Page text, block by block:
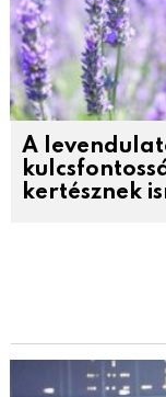
A
kertésznek